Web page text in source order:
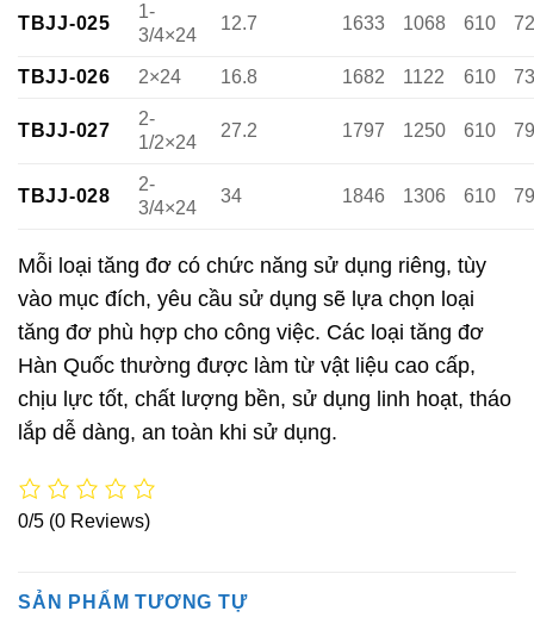
TBJJ-025
1-
3/4×24
12.7 1633 1068 610
TBJJ-026 2×24 16.8 1682 1122 610
TBJJ-027
2-
1/2×24
27.2 1797 1250 610
TBJJ-028
2-
3/4×24
34 1846 1306 610
Mỗi loại tăng đơ có chức năng sử dụng riêng, tùy
vào mục đích, yêu cầu sử dụng sẽ lựa chọn loại
tăng đơ phù hợp cho công việc. Các loại tăng đơ
Hàn Quốc thường được làm từ vật liệu cao cấp,
chịu lực tốt, chất lượng bền, sử dụng linh hoạt, tháo
lắp dễ dàng, an toàn khi sử dụng.
0/5 (0 Reviews)
SẢN PHẨM TƯƠNG TỰ